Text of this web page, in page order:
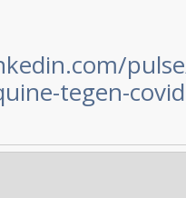
tegen-